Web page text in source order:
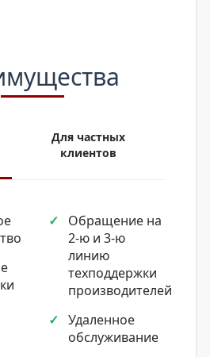
Для частных
клиентов
Обращение на
2-ю и 3-ю
линию
техподдержки
производителей
Удаленное
обслуживание